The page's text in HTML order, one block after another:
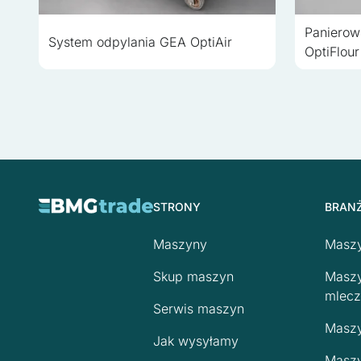
System odpylania GEA OptiAir
STRONY
Maszyny
Skup maszyn
Serwis maszyn
Jak wysyłamy